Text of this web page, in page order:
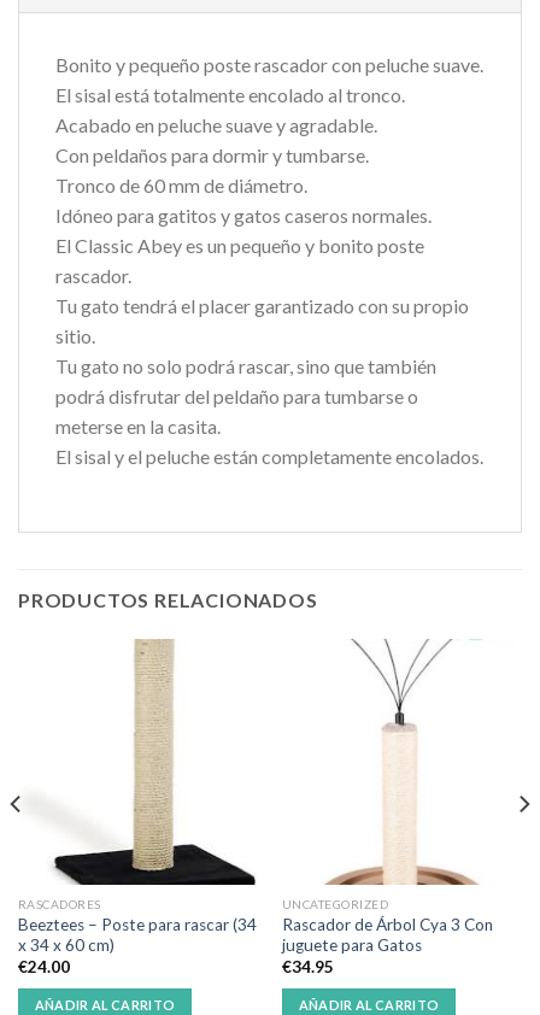
Bonito y pequeño poste rascador con peluche suave.
El sisal está totalmente encolado al tronco.
Acabado en peluche suave y agradable.
Con peldaños para dormir y tumbarse.
Tronco de 60 mm de diámetro.
Idóneo para gatitos y gatos caseros normales.
El Classic Abey es un pequeño y bonito poste
rascador.
Tu gato tendrá el placer garantizado con su propio
sitio.
Tu gato no solo podrá rascar, sino que también
podrá disfrutar del peldaño para tumbarse o
meterse en la casita.
El sisal y el peluche están completamente encolados.
PRODUCTOS RELACIONADOS
RASCADORES
Beeztees – Poste para rascar (34
x 34 x 60 cm)
€24.00
AÑADIR AL CARRITO
UNCATEGORIZED
Rascador de Árbol Cya 3 Con
juguete para Gatos
€34.95
AÑADIR AL CARRITO